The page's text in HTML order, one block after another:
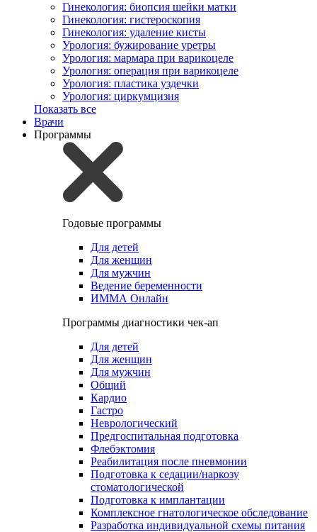
Гинекология: биопсия шейки матки
Гинекология: гистероскопия
Гинекология: удаление кисты
Урология: бужирование уретры
Урология: мармара при варикоцеле
Урология: операция при варикоцеле
Урология: пластика уздечки
Урология: циркумцизия
Показать все
Врачи
Программы
Годовые программы
Для детей
Для женщин
Для мужчин
Ведение беременности
ИММА Онлайн
Программы диагностики чек-ап
Для детей
Для женщин
Для мужчин
Общий
Кардио
Гастро
Неврологический
Предгоспитальная подготовка
Флебэктомия
Реабилитация после пневмонии
Подготовка к седации/наркозу
стоматологической
Подготовка к имплантации
Комплексное гнатологическое обследование
Разработка индивидуальной схемы питания